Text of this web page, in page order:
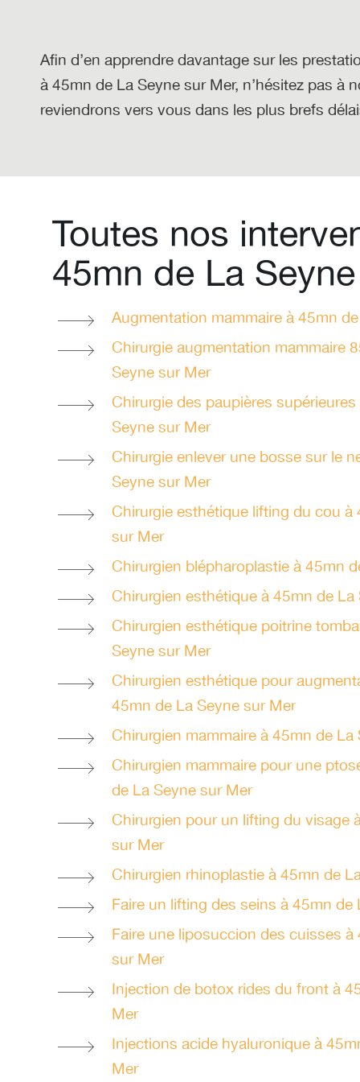
Afin d’en apprendre davantage sur les
à 45mn de La Seyne sur Mer, n’hésitez pas à
reviendrons vers vous dans les plus brefs
Toutes nos
45mn de La
Augmentation mammaire à 45mn
Chirurgie augmentation mammaire
Seyne sur Mer
Chirurgie des paupières
Seyne sur Mer
Chirurgie enlever une bosse sur le
Seyne sur Mer
Chirurgie esthétique lifting du cou à
sur Mer
Chirurgien blépharoplastie à 45mn
Chirurgien esthétique à 45mn de
Chirurgien esthétique poitrine
Seyne sur Mer
Chirurgien esthétique pour
45mn de La Seyne sur Mer
Chirurgien mammaire à 45mn de
Chirurgien mammaire pour une
de La Seyne sur Mer
Chirurgien pour un lifting du visage
sur Mer
Chirurgien rhinoplastie à 45mn de
Faire un lifting des seins à 45mn de
Faire une liposuccion des cuisses
sur Mer
Injection de botox rides du front à
Mer
Injections acide hyaluronique à
Mer